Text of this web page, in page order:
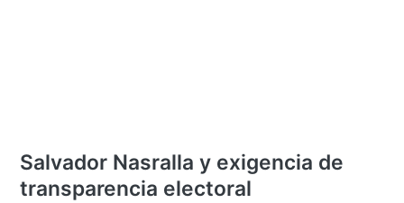
Salvador Nasralla y exigencia de
transparencia electoral